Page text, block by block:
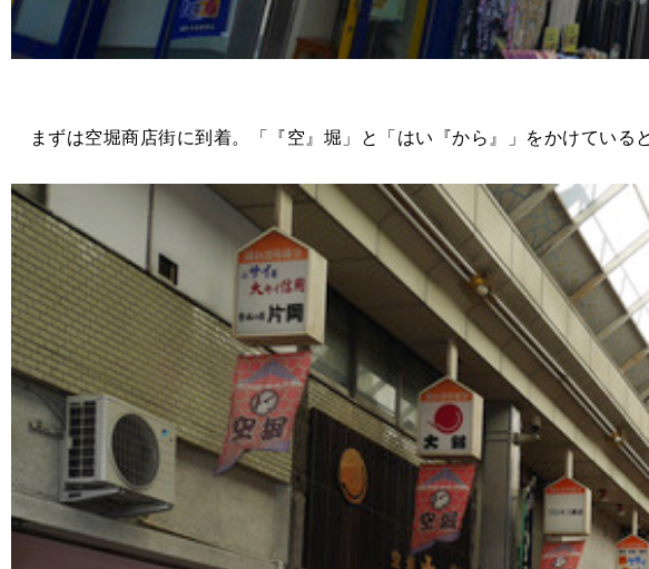
まずは空堀商店街に到着。「『空』堀」と「はい『から』」をかけている